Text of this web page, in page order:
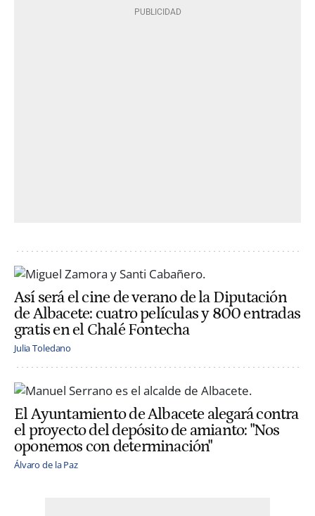
Así será el cine de verano de la Diputación
de Albacete: cuatro películas y 800 entradas
gratis en el Chalé Fontecha
Julia Toledano
El Ayuntamiento de Albacete alegará contra
el proyecto del depósito de amianto: "Nos
oponemos con determinación"
Álvaro de la Paz